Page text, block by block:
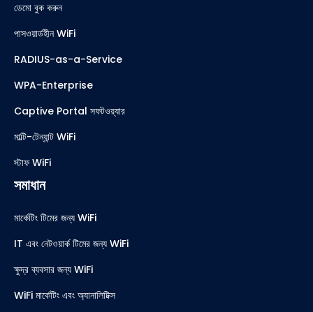
ডেমো বুক করুন
পাসওয়ার্ডহীন WiFi
RADIUS-as-a-Service
WPA-Enterprise
Captive Portal সফটওয়্যার
মাল্টি-টেন্যান্ট WiFi
স্টাফ WiFi
সমাধান
মার্কেটিং টিমের জন্য WiFi
IT এবং নেটওয়ার্ক টিমের জন্য WiFi
ক্ষুদ্র ব্যবসার জন্য WiFi
WiFi মার্কেটিং এবং অ্যানালিটিক্স